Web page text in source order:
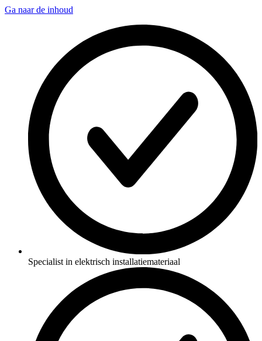
Ga naar de inhoud
Specialist in elektrisch installatiemateriaal